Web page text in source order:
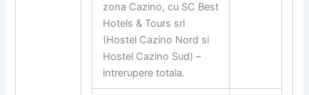
zona Cazino, cu SC Best
Hotels & Tours srl
(Hostel Cazino Nord si
Hostel Cazino Sud) –
intrerupere totala.